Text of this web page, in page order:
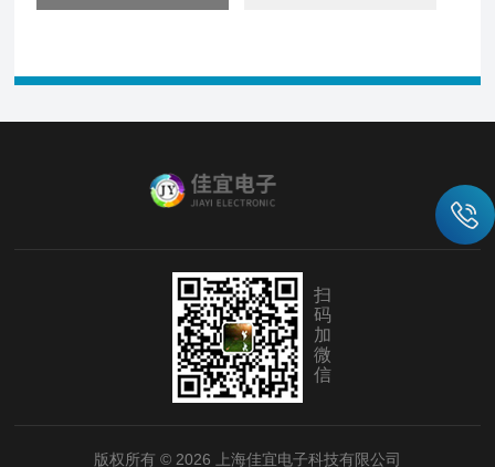
扫
码
加
微
信
版权所有 © 2026 上海佳宜电子科技有限公司